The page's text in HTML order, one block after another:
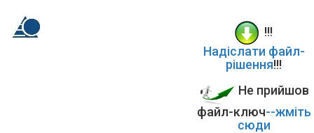
!!!
Надіслати файл-
рішення!!!
Не прийшов
файл-ключ--жміть
сюди